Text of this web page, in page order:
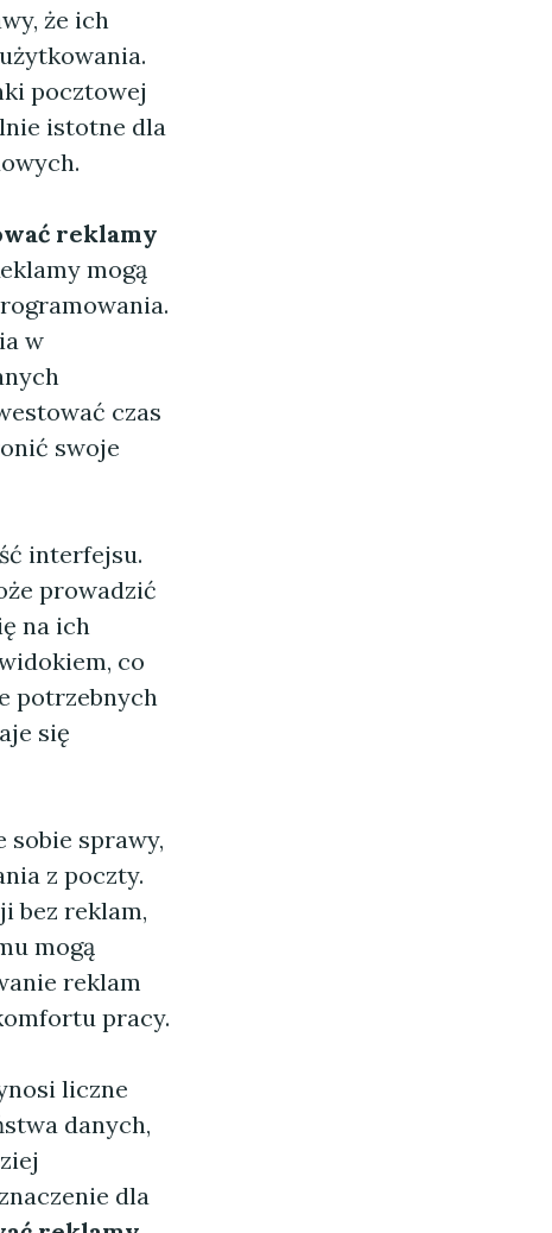
że ich
pocztowej
istotne dla
reklamy
mogą
w
czas
swoje
interfejsu.
prowadzić
na ich
co
potrzebnych
się
sobie sprawy,
z poczty.
bez reklam,
mogą
reklam
pracy.
liczne
danych,
dla